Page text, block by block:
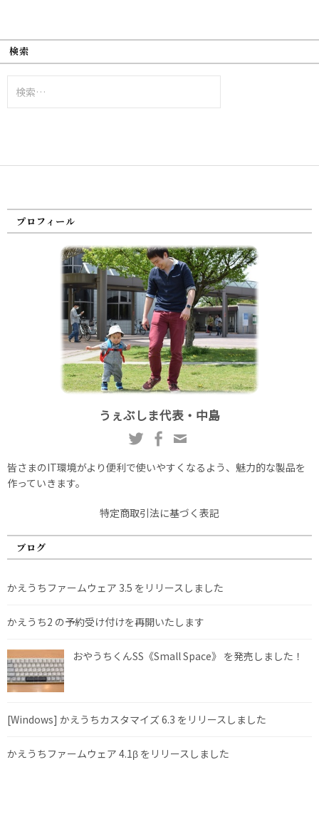
検索
索:
プロフィール
うぇぶしま代表・中島
皆さまのIT環境がより便利で使いやすくなるよう、魅力的な製品を
作っていきます。
特定商取引法に基づく表記
ブログ
かえうちファームウェア 3.5 をリリースしました
かえうち2 の予約受け付けを再開いたします
おやうちくんSS《Small Space》 を発売しました！
[Windows] かえうちカスタマイズ 6.3 をリリースしました
かえうちファームウェア 4.1β をリリースしました